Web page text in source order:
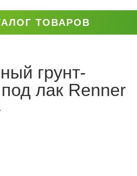
ТОВАРОВ
грунт-
лак Renner